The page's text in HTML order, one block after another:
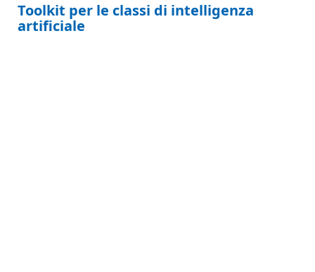
Toolkit per le classi di intelligenza
artificiale